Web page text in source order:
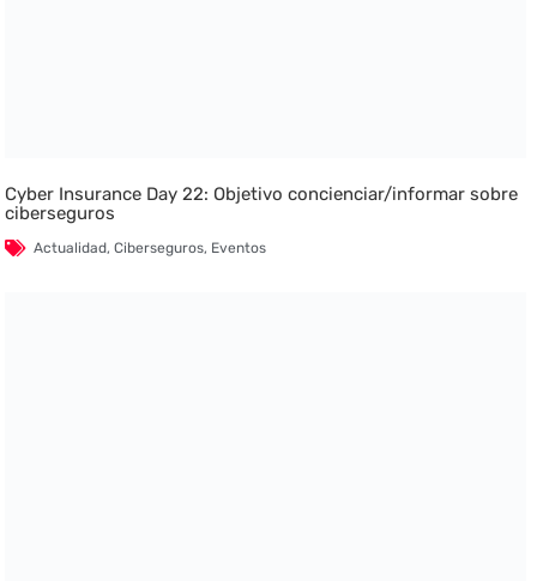
Cyber Insurance Day 22: Objetivo concienciar/informar sobre
ciberseguros
Actualidad,Ciberseguros, Eventos